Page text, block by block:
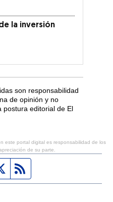
la inversión
son responsabilidad
de opinión y no
postura editorial de El
este portal digital es responsabilidad de los
de su parte.
de Facebook
Fuente Twitter